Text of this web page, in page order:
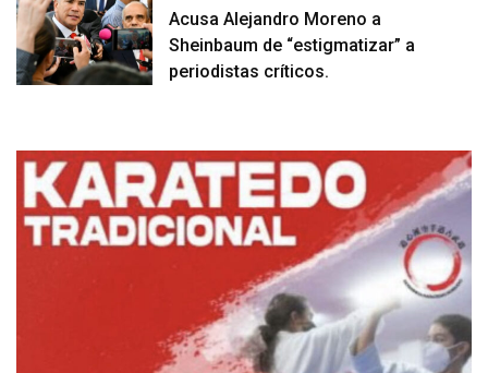
Acusa Alejandro Moreno a
Sheinbaum de “estigmatizar” a
periodistas críticos.